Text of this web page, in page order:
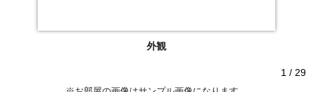
外観
1 / 29